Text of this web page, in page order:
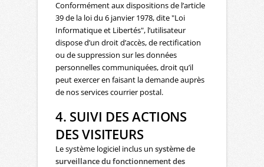
Conformément aux dispositions de l’article
39 de la loi du 6 janvier 1978, dite "Loi
Informatique et Libertés", l’utilisateur
dispose d’un droit d’accès, de rectification
ou de suppression sur les données
personnelles communiquées, droit qu’il
peut exercer en faisant la demande auprès
de nos services courrier postal.
4. SUIVI DES ACTIONS
DES VISITEURS
Le système logiciel inclus un système de
surveillance du fonctionnement des